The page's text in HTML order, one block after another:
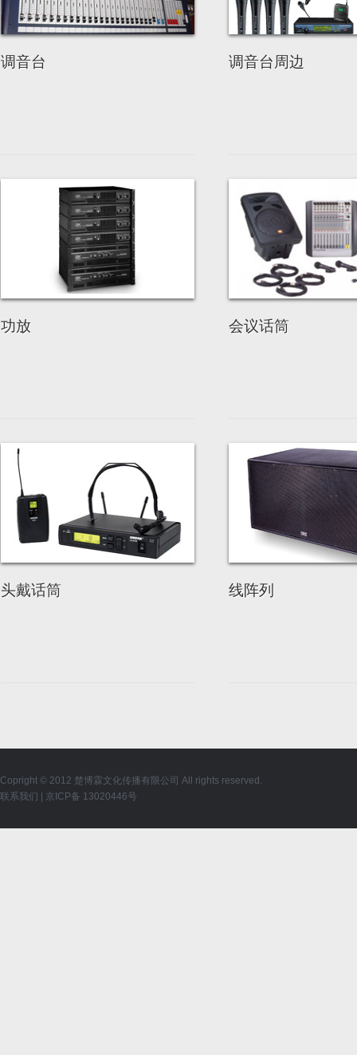
调音台 调音台周边
功放 会议话筒
头戴话筒 线阵列
Copright © 2012 楚博霖文化传播有限公司 All rights reserved.
联系我们
京ICP备 13020446号